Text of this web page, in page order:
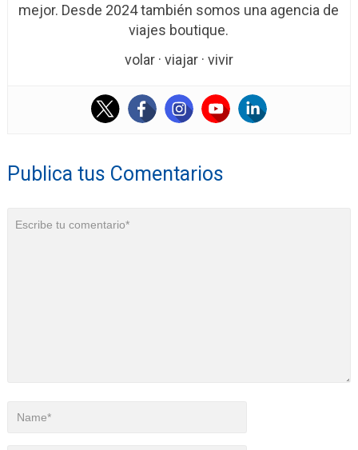
mejor. Desde 2024 también somos una agencia de
viajes boutique.
volar · viajar · vivir
Publica tus Comentarios